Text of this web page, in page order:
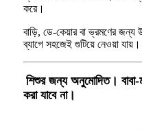
করে।
বাড়ি, ডে-কেয়ার বা ভ্রমণের
ব্যাগে সহজেই গুটিয়ে নেওয়া যায়।
শিশুর জন্য অনুমোদিত। বাবা-
করা যাবে না।